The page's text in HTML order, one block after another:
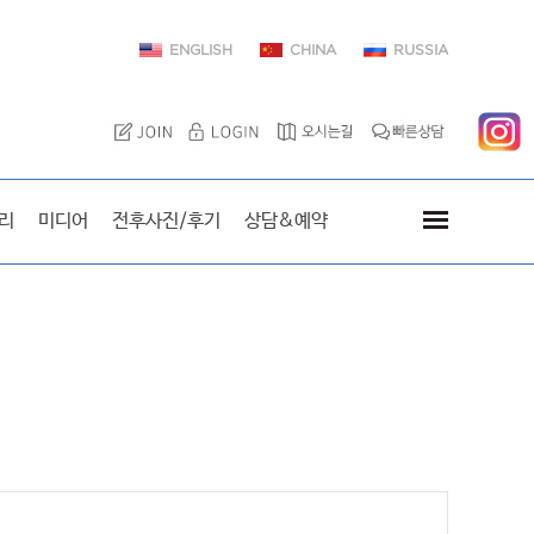
ENGLISH CHINA RUSSIA
미디어 전후사진/후기 상담&예약